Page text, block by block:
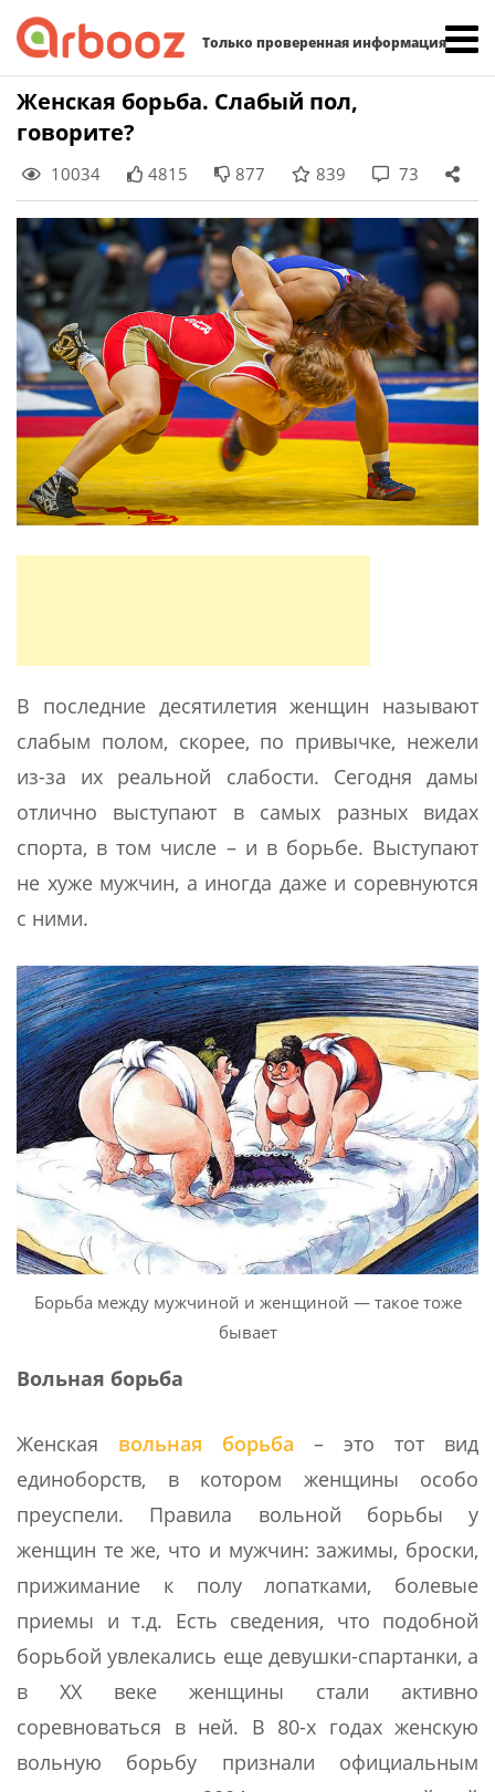
Только проверенная информация
Skip
content
Женская борьба. Слабый пол,
говорите?
10034 4815 877 839 73
В последние десятилетия женщин называют
слабым полом, скорее, по привычке, нежели
из-за их реальной слабости. Сегодня дамы
отлично выступают в самых разных видах
спорта, в том числе – и в борьбе. Выступают
не хуже мужчин, а иногда даже и соревнуются
с ними.
Борьба между мужчиной и женщиной — такое тоже
бывает
Вольная борьба
Женская вольная борьба – это тот вид
единоборств, в котором женщины особо
преуспели. Правила вольной борьбы у
женщин те же, что и мужчин: зажимы, броски,
прижимание к полу лопатками, болевые
приемы и т.д. Есть сведения, что подобной
борьбой увлекались еще девушки-спартанки, а
в ХХ веке женщины стали активно
соревноваться в ней. В 80-х годах женскую
вольную борьбу признали официальным
Найти: